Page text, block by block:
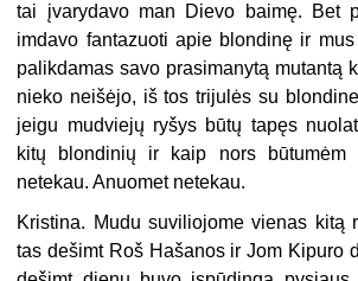
tai įvarydavo man Dievo baimę. Bet
imdavo fantazuoti apie blondinę ir
palikdamas savo prasimanytą mutantą
nieko neišėjo, iš tos trijulės su
jeigu mudviejų ryšys būtų tapęs
kitų blondinių ir kaip nors būtumėm
netekau. Anuomet netekau.
Kristina. Mudu suviliojome vienas kitą
tas dešimt Roš Hašanos ir Jom Kipuro